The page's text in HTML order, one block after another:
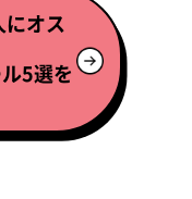
にオス
5選を